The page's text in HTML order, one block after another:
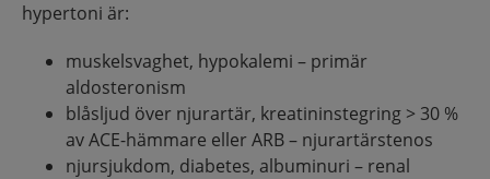
hypertoni är:
muskelsvaghet, hypokalemi – primär
aldosteronism
blåsljud över njurartär, kreatininstegring > 30 %
av ACE-hämmare eller ARB – njurartärstenos
njursjukdom, diabetes, albuminuri – renal